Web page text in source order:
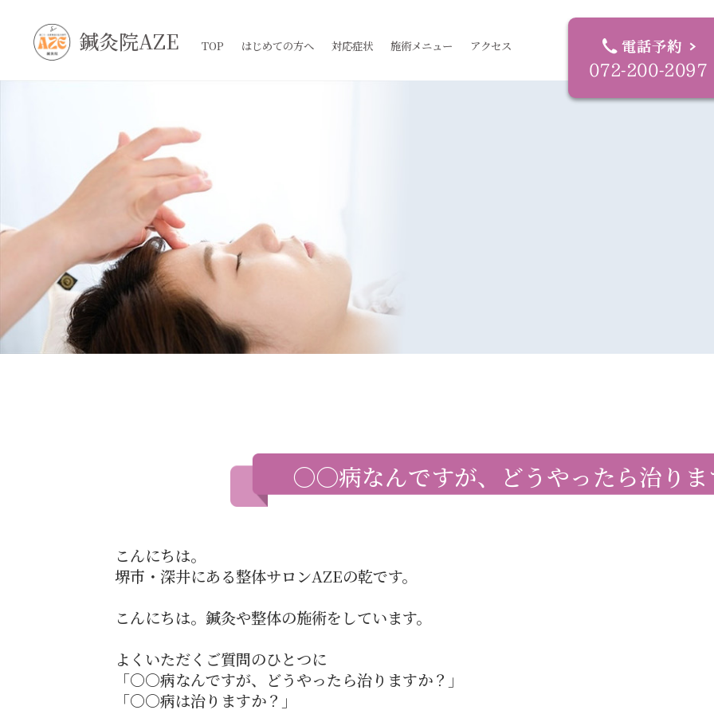
鍼灸院AZE TOP はじめての方へ 対応症状 施術メニュー アクセス
〇〇病なんですが、どうやったら治り
こんにちは。
堺市・深井にある整体サロンAZEの乾です。
こんにちは。鍼灸や整体の施術をしています。
よくいただくご質問のひとつに
「〇〇病なんですが、どうやったら治りますか？」
「〇〇病は治りますか？」